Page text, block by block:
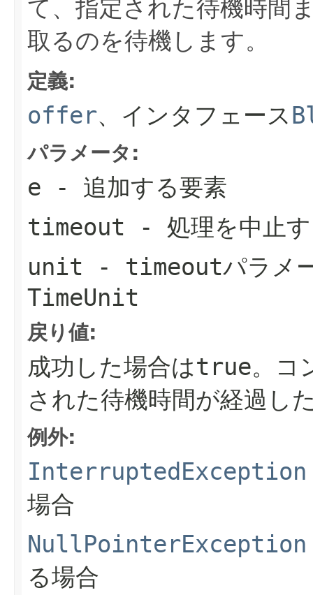
て、指定された待機時間
取るのを待機します。
定義:
offer、インタフェース
パラメータ:
e - 追加する要素
timeout - 処理を中止す
unit - timeoutパラメ
TimeUnit
戻り値:
成功した場合はtrue。コ
された待機時間が経過し
例外:
InterruptedException
場合
NullPointerException
る場合